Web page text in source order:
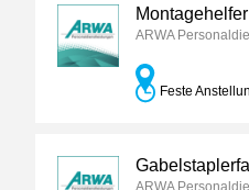
ARWA
Feste
ARWA